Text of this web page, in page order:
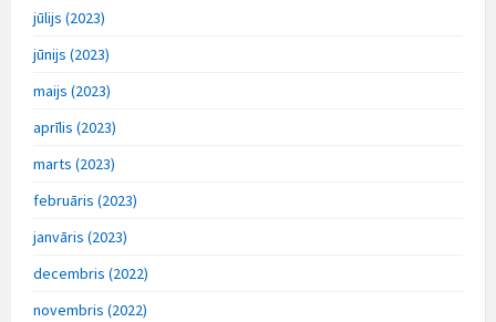
jūlijs (2023)
jūnijs (2023)
maijs (2023)
aprīlis (2023)
marts (2023)
februāris (2023)
janvāris (2023)
decembris (2022)
novembris (2022)